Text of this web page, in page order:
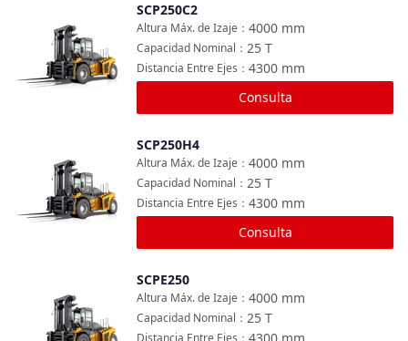
SCP250C2
4000 mm
Altura Máx. de Izaje ：
25 T
Capacidad Nominal ：
4300 mm
Distancia Entre Ejes ：
Consulta
SCP250H4
4000 mm
Altura Máx. de Izaje ：
25 T
Capacidad Nominal ：
4300 mm
Distancia Entre Ejes ：
Consulta
SCPE250
4000 mm
Altura Máx. de Izaje ：
25 T
Capacidad Nominal ：
Distancia Entre Ejes ：